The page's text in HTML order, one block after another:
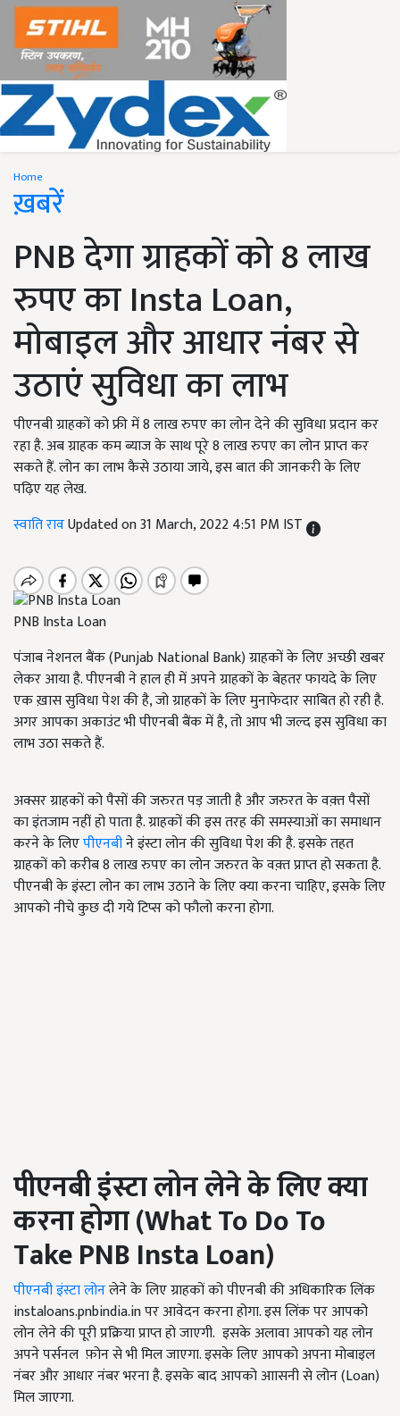
Home
ख़बरें
PNB देगा ग्राहकों को 8 लाख
रुपए का Insta Loan,
मोबाइल और आधार नंबर से
उठाएं सुविधा का लाभ
पीएनबी ग्राहकों को फ्री में 8 लाख रुपए का लोन देने की सुविधा प्रदान कर
रहा है. अब ग्राहक कम ब्याज के साथ पूरे 8 लाख रुपए का लोन प्राप्त कर
सकते हैं. लोन का लाभ कैसे उठाया जाये, इस बात की जानकरी के लिए
पढ़िए यह लेख.
स्वाति रावUpdated on 31 March, 2022 4:51 PM IST
PNB Insta Loan
पंजाब नेशनल बैंक (Punjab National Bank) ग्राहकों के लिए अच्छी खबर
लेकर आया है. पीएनबी ने हाल ही में अपने ग्राहकों के बेहतर फायदे के लिए
एक ख़ास सुविधा पेश की है, जो ग्राहकों के लिए मुनाफेदार साबित हो रही है.
अगर आपका अकाउंट भी पीएनबी बैंक में है, तो आप भी जल्द इस सुविधा का
लाभ उठा सकते हैं.
अक्सर ग्राहकों को पैसों की जरुरत पड़ जाती है और जरुरत के वक़्त पैसों
का इंतजाम नहीं हो पाता है. ग्राहकों की इस तरह की समस्याओं का समाधान
करने के लिएपीएनबीने इंस्टा लोन की सुविधा पेश की है. इसके तहत
ग्राहकों को करीब 8 लाख रुपए का लोन जरुरत के वक़्त प्राप्त हो सकता है.
पीएनबी के इंस्टा लोन का लाभ उठाने के लिए क्या करना चाहिए, इसके लिए
आपको नीचे कुछ दी गये टिप्स को फौलो करना होगा.
पीएनबी इंस्टा लोन लेने के लिए क्या
करना होगा (What To Do To
Take PNB Insta Loan)
पीएनबी इंस्टा लोनलेने के लिए ग्राहकों को पीएनबी की अधिकारिक लिंक
instaloans.pnbindia.in पर आवेदन करना होगा. इस लिंक पर आपको
लोन लेने की पूरी प्रक्रिया प्राप्त हो जाएगी. इसके अलावा आपको यह लोन
अपने पर्सनल फ़ोन से भी मिल जाएगा. इसके लिए आपको अपना मोबाइल
नंबर और आधार नंबर भरना है. इसके बाद आपको आासनी से लोन (Loan)
मिल जाएगा.